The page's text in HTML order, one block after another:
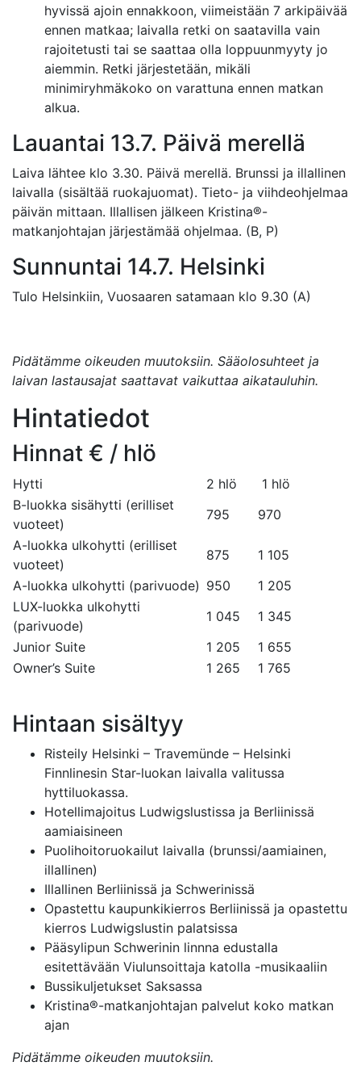
hyvissä ajoin ennakkoon, viimeistään 7 arkipäivää
ennen matkaa; laivalla retki on saatavilla vain
rajoitetusti tai se saattaa olla loppuunmyyty jo
aiemmin. Retki järjestetään, mikäli
minimiryhmäkoko on varattuna ennen matkan
alkua.
Lauantai 13.7. Päivä merellä
Laiva lähtee klo 3.30. Päivä merellä. Brunssi ja illallinen
laivalla (sisältää ruokajuomat). Tieto- ja viihdeohjelmaa
päivän mittaan. Illallisen jälkeen Kristina®-
matkanjohtajan järjestämää ohjelmaa. (B, P)
Sunnuntai 14.7. Helsinki
Tulo Helsinkiin, Vuosaaren satamaan klo 9.30 (A)
Pidätämme oikeuden muutoksiin. Sääolosuhteet ja
laivan lastausajat saattavat vaikuttaa aikatauluhin.
Hintatiedot
Hinnat € / hlö
Hytti 2 hlö
1 hlö
B-luokka sisähytti (erilliset
vuoteet)
795
970
A-luokka ulkohytti (erilliset
vuoteet)
875
1 105
A-luokka ulkohytti (parivuode) 950
1 205
LUX-luokka ulkohytti
(parivuode)
1 045
1 345
Junior Suite
1 205
1 655
Owner’s Suite
1 265 1 765
Hintaan sisältyy
Risteily Helsinki – Travemünde – Helsinki
Finnlinesin Star-luokan laivalla valitussa
hyttiluokassa.
Hotellimajoitus Ludwigslustissa ja Berliinissä
aamiaisineen
Puolihoitoruokailut laivalla (brunssi/aamiainen,
illallinen)
Illallinen Berliinissä ja Schwerinissä
Opastettu kaupunkikierros Berliinissä ja opastettu
kierros Ludwigslustin palatsissa
Pääsylipun Schwerinin linnna edustalla
esitettävään Viulunsoittaja katolla -musikaaliin
Bussikuljetukset Saksassa
Kristina®-matkanjohtajan palvelut koko matkan
ajan
Pidätämme oikeuden muutoksiin.